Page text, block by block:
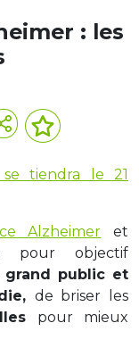
: les
tiendra le 21
Alzheimer et
pour objectif
grand public et
de briser les
pour mieux